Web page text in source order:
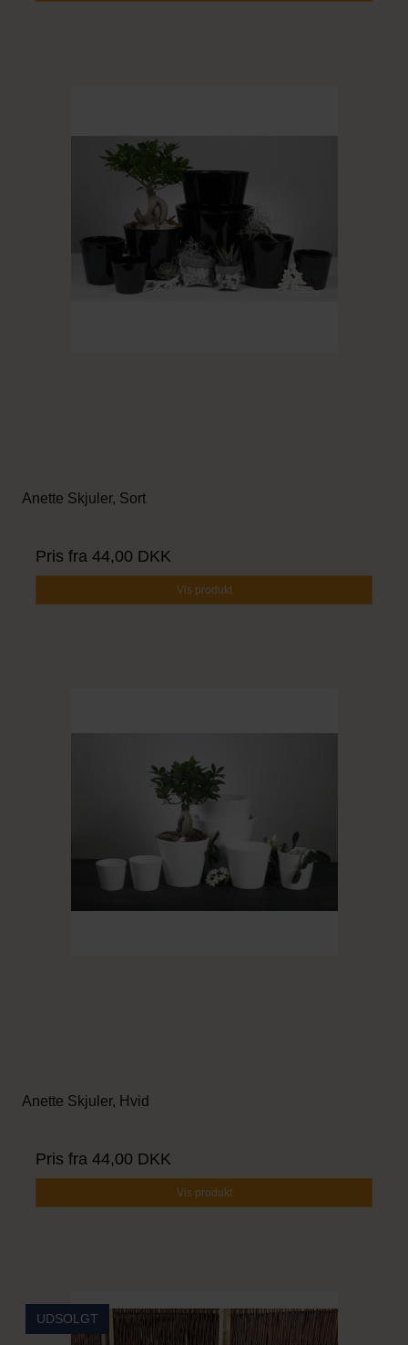
Anette Skjuler, Sort
Pris fra 44,00 DKK
Vis produkt
Anette Skjuler, Hvid
Pris fra 44,00 DKK
Vis produkt
UDSOLGT